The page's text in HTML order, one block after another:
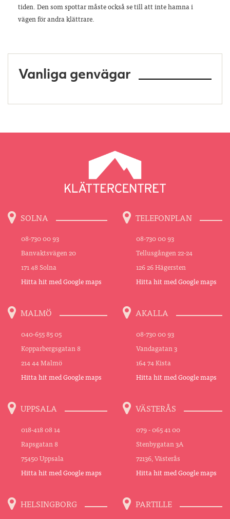
tiden. Den som spottar måste också se till att inte hamna i
vägen för andra klättrare.
Vanliga genvägar
SOLNA
08-730 00 93
Banvaktsvägen 20
171 48 Solna
Hitta hit med Google maps
TELEFONPLAN
08-730 00 93
Tellusgången 22-24
126 26 Hägersten
Hitta hit med Google maps
MALMÖ
040-655 85 05
Kopparbergsgatan 8
214 44 Malmö
Hitta hit med Google maps
AKALLA
08-730 00 93
Vandagatan 3
164 74 Kista
Hitta hit med Google maps
UPPSALA
018-418 08 14
Rapsgatan 8
75450 Uppsala
Hitta hit med Google maps
VÄSTERÅS
079 - 065 41 00
Stenbygatan 3A
72136, Västerås
Hitta hit med Google maps
HELSINGBORG PARTILLE